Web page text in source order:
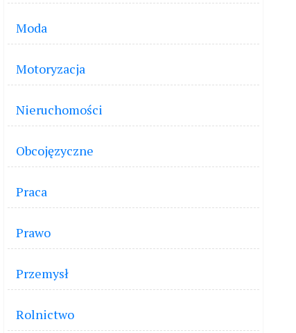
Moda
Motoryzacja
Nieruchomości
Obcojęzyczne
Praca
Prawo
Przemysł
Rolnictwo